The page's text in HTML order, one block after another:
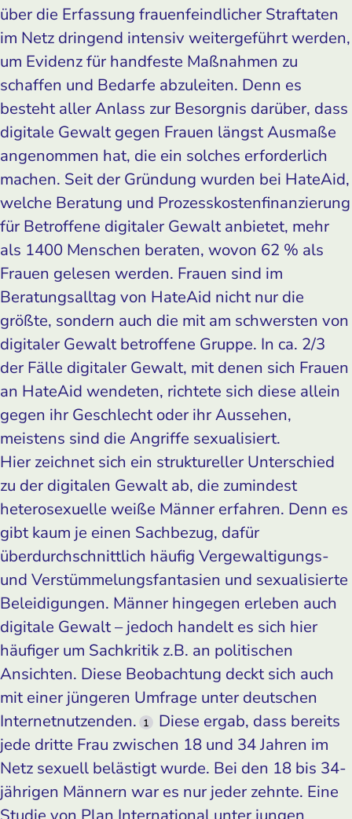
über die Erfassung frauenfeindlicher Straftaten
im Netz dringend intensiv weitergeführt werden,
um Evidenz für handfeste Maßnahmen zu
schaffen und Bedarfe abzuleiten. Denn es
besteht aller Anlass zur Besorgnis darüber, dass
digitale Gewalt gegen Frauen längst Ausmaße
angenommen hat, die ein solches erforderlich
machen. Seit der Gründung wurden bei HateAid,
welche Beratung und Prozesskostenfinanzierung
für Betroffene digitaler Gewalt anbietet, mehr
als 1400 Menschen beraten, wovon 62 % als
Frauen gelesen werden. Frauen sind im
Beratungsalltag von HateAid nicht nur die
größte, sondern auch die mit am schwersten von
digitaler Gewalt betroffene Gruppe. In ca. 2/3
der Fälle digitaler Gewalt, mit denen sich Frauen
an HateAid wendeten, richtete sich diese allein
gegen ihr Geschlecht oder ihr Aussehen,
meistens sind die Angriffe sexualisiert.
Hier zeichnet sich ein struktureller Unterschied
zu der digitalen Gewalt ab, die zumindest
heterosexuelle weiße Männer erfahren. Denn es
gibt kaum je einen Sachbezug, dafür
überdurchschnittlich häufig Vergewaltigungs-
und Verstümmelungsfantasien und sexualisierte
Beleidigungen. Männer hingegen erleben auch
digitale Gewalt – jedoch handelt es sich hier
häufiger um Sachkritik z.B. an politischen
Ansichten. Diese Beobachtung deckt sich auch
mit einer jüngeren Umfrage unter deutschen
Internetnutzenden. 1
Diese ergab, dass bereits
jede dritte Frau zwischen 18 und 34 Jahren im
Netz sexuell belästigt wurde. Bei den 18 bis 34-
jährigen Männern war es nur jeder zehnte. Eine